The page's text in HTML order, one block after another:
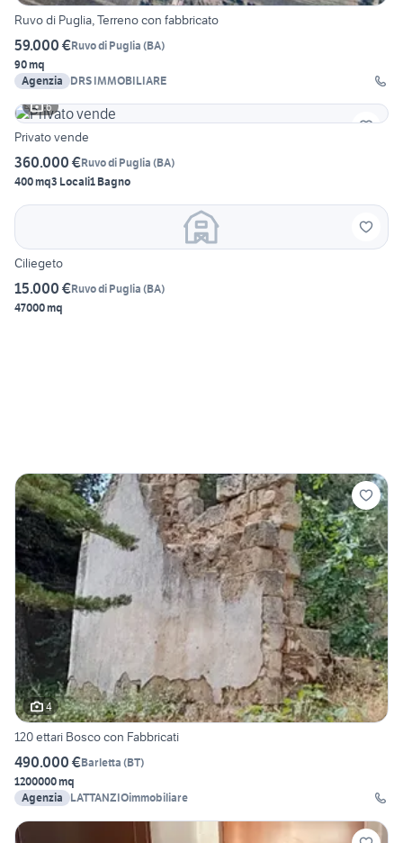
Ruvo di Puglia, Terreno con fabbricato
59.000 €Ruvo di Puglia (BA)
90 mq
Agenzia
DRS IMMOBILIARE
6
Privato vende
360.000 €Ruvo di Puglia (BA)
400 mq3 Locali1 Bagno
Ciliegeto
15.000 €Ruvo di Puglia (BA)
47000 mq
4
120 ettari Bosco con Fabbricati
490.000 €Barletta (BT)
1200000 mq
Agenzia
LATTANZIOimmobiliare